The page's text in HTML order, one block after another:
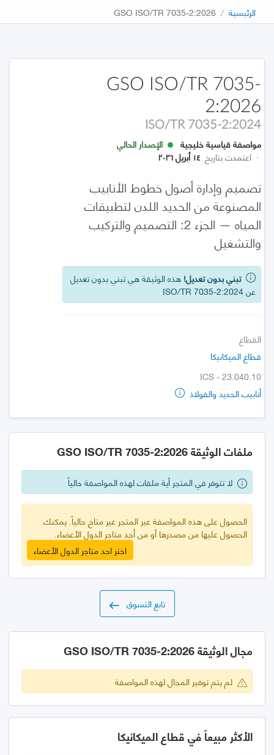
الرئيسية GSO ISO/TR 7035-2:2026
GSO ISO/TR 7035-
2:2026
ISO/TR 7035-2:2024
مواصفة قياسية خليجية
الإصدار الحالي
· اعتمدت بتاريخ ١٤ أبريل ٢٠٢٦
تصميم وإدارة أصول خطوط الأنابيب
المصنوعة من الحديد اللدن لتطبيقات
المياه — الجزء 2: التصميم والتركيب
والتشغيل
تبني بدون تعديل! هذه الوثيقة هي تبني بدون تعديل
عن ISO/TR 7035-2:2024
القطاع
قطاع الميكانيكا
ICS - 23.040.10
أنابيب الحديد والفولاذ
ملفات الوثيقة GSO ISO/TR 7035-2:2026
لا تتوفر في المتجر أية ملفات لهذه المواصفة حالياً
الحصول على هذه المواصفة عبر المتجر غير متاح حالياً. يمكنك
الحصول عليها من مصدرها أو من أحد متاجر الدول الأعضاء.
اختر احد متاجر الدول الأعضاء
تابع التسوق
مجال الوثيقة GSO ISO/TR 7035-2:2026
لم يتم توفير المجال لهذه المواصفة
الأكثر مبيعاً في قطاع الميكانيكا